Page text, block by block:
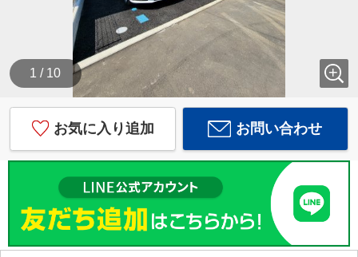
1 / 10
お気に入り追加 お問い合わせ